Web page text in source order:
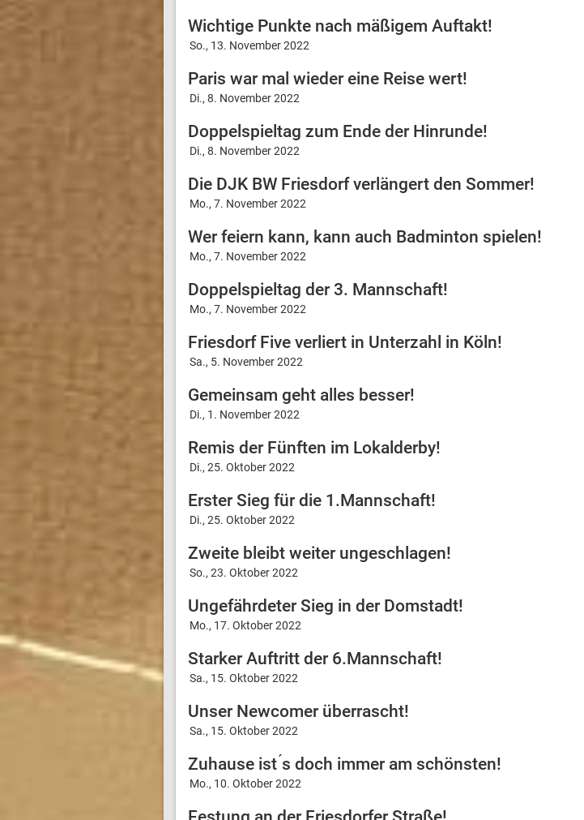
Wichtige Punkte nach mäßigem Auftakt!
So., 13. November 2022
Paris war mal wieder eine Reise wert!
Di., 8. November 2022
Doppelspieltag zum Ende der Hinrunde!
Di., 8. November 2022
Die DJK BW Friesdorf verlängert den Sommer!
Mo., 7. November 2022
Wer feiern kann, kann auch Badminton spielen!
Mo., 7. November 2022
Doppelspieltag der 3. Mannschaft!
Mo., 7. November 2022
Friesdorf Five verliert in Unterzahl in Köln!
Sa., 5. November 2022
Gemeinsam geht alles besser!
Di., 1. November 2022
Remis der Fünften im Lokalderby!
Di., 25. Oktober 2022
Erster Sieg für die 1.Mannschaft!
Di., 25. Oktober 2022
Zweite bleibt weiter ungeschlagen!
So., 23. Oktober 2022
Ungefährdeter Sieg in der Domstadt!
Mo., 17. Oktober 2022
Starker Auftritt der 6.Mannschaft!
Sa., 15. Oktober 2022
Unser Newcomer überrascht!
Sa., 15. Oktober 2022
Zuhause ist ́s doch immer am schönsten!
Mo., 10. Oktober 2022